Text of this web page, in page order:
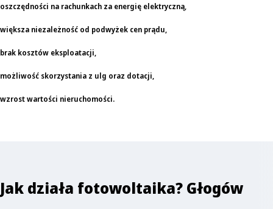
oszczędności na rachunkach za energię elektryczną,
większa niezależność od podwyżek cen prądu,
brak kosztów eksploatacji,
możliwość skorzystania z ulg oraz dotacji,
wzrost wartości nieruchomości.
Jak działa fotowoltaika? Głogów